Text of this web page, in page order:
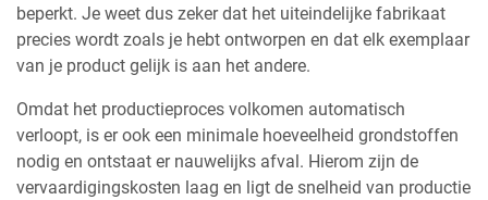
beperkt. Je weet dus zeker dat het uiteindelijke fabrikaat
precies wordt zoals je hebt ontworpen en dat elk exemplaar
van je product gelijk is aan het andere.
Omdat het productieproces volkomen automatisch
verloopt, is er ook een minimale hoeveelheid grondstoffen
nodig en ontstaat er nauwelijks afval. Hierom zijn de
vervaardigingskosten laag en ligt de snelheid van productie